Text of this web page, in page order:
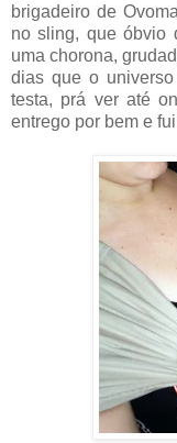
brigadeiro de
no sling, que óbvio
uma chorona,
dias que o
testa, prá ver até
entrego por bem e